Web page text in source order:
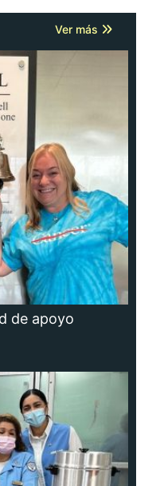
Ver más
de apoyo